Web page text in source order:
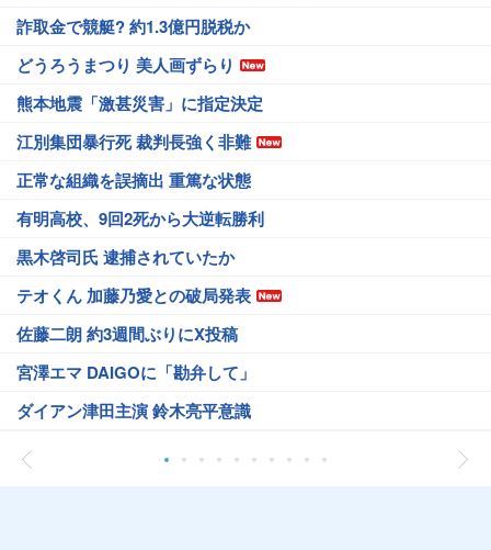
詐取金で競艇? 約1.3億円脱税か
どうろうまつり 美人画ずらり
熊本地震「激甚災害」に指定決定
江別集団暴行死 裁判長強く非難
正常な組織を誤摘出 重篤な状態
有明高校、9回2死から大逆転勝利
黒木啓司氏 逮捕されていたか
テオくん 加藤乃愛との破局発表
佐藤二朗 約3週間ぶりにX投稿
宮澤エマ DAIGOに「勘弁して」
ダイアン津田主演 鈴木亮平意識